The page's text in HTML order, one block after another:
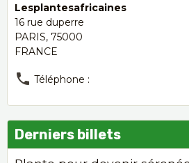
Lesplantesafricaines
16 rue duperre
PARIS, 75000
FRANCE
Téléphone :
Derniers billets